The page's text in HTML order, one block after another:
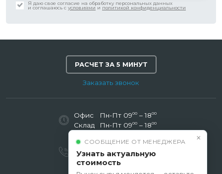
Я даю свое согласие на обработку персональных данных
и соглашаюсь с условиями и политикой конфиденциальности
РАСЧЕТ ЗА 5 МИНУТ
Заказать звонок
Офис Пн-Пт 0900– 1800
Склад Пн-Пт 0900– 1800
8 (800) 600-85-49
8 (495) 790-85-49
×
СООБЩЕНИЕ ОТ МЕНЕДЖЕРА
Узнать актуальную
стоимость